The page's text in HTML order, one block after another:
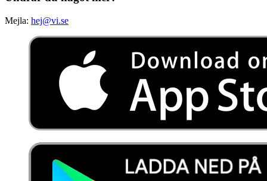
Mejla: hej@vi.se